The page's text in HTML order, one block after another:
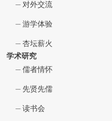
对外交流
游学体验
杏坛薪火
学术研究
儒者情怀
先贤先儒
读书会